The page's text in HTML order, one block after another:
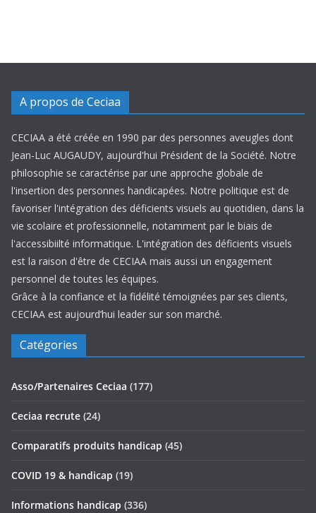
A propos de Ceciaa
CECIAA a été créée en 1990 par des personnes aveugles dont
Jean-Luc AUGAUDY, aujourd'hui Président de la Société. Notre
philosophie se caractérise par une approche globale de
l'insertion des personnes handicapées. Notre politique est de
favoriser l'intégration des déficients visuels au quotidien, dans la
vie scolaire et professionnelle, notamment par le biais de
l'accessibiilté informatique. L'intégration des déficients visuels
est la raison d'être de CECIAA mais aussi un engagement
personnel de toutes les équipes.
Grâce à la confiance et la fidélité témoignées par ses clients,
CECIAA est aujourd’hui leader sur son marché.
Catégories
Asso/Partenaires Ceciaa (177)
Ceciaa recrute (24)
Comparatifs produits handicap (45)
COVID 19 & handicap (19)
Informations handicap (336)